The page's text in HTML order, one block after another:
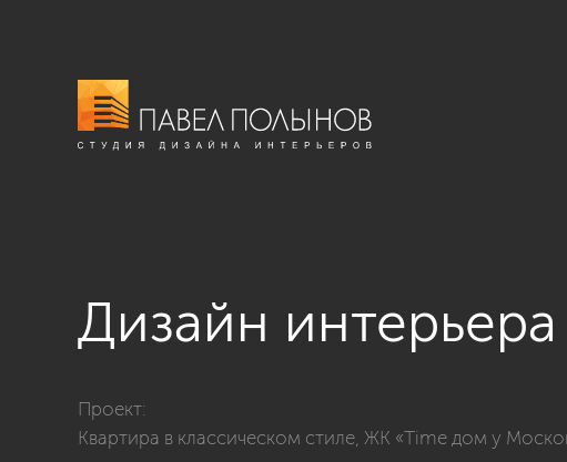
Дизайн интерьера
Проект:
Квартира в классическом стиле, ЖК «Time дом у